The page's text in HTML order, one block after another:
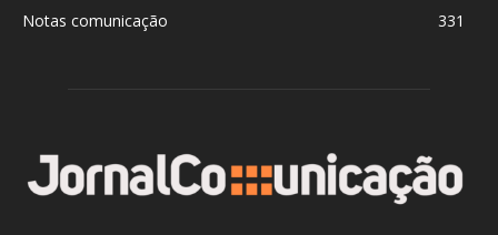
Notas comunicação
331